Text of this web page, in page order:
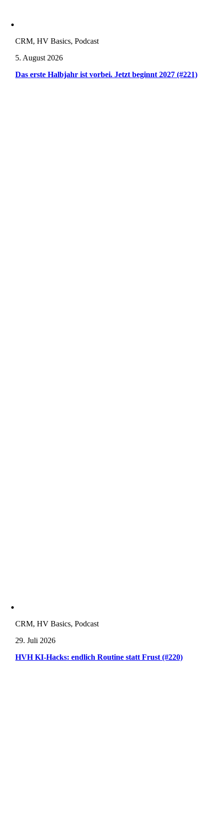
CRM, HV Basics, Podcast
5. August 2026
Das erste Halbjahr ist vorbei. Jetzt beginnt 2027 (#221)
CRM, HV Basics, Podcast
29. Juli 2026
HVH KI-Hacks: endlich Routine statt Frust (#220)